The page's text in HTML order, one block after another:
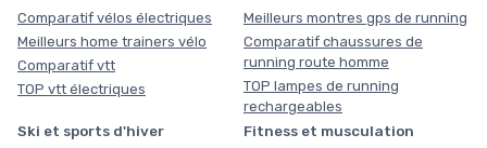
Comparatif vélos électriques
Meilleurs home trainers vélo
Comparatif vtt
TOP vtt électriques
Meilleurs montres gps de running
Comparatif chaussures de
running route homme
TOP lampes de running
rechargeables
Ski et sports d'hiver Fitness et musculation